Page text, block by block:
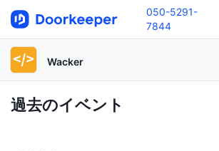
050-5291-
7844
Wacker
過去のイベント